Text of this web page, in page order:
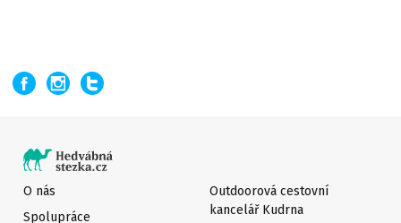
O nás
Spolupráce
Outdoorová cestovní
kancelář Kudrna